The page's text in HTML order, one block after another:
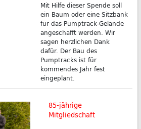
Mit Hilfe dieser Spende soll
ein Baum oder eine Sitzbank
für das Pumptrack-Gelände
angeschafft werden. Wir
sagen herzlichen Dank
dafür. Der Bau des
Pumptracks ist für
kommendes Jahr fest
eingeplant.
85-jährige
Mitgliedschaft